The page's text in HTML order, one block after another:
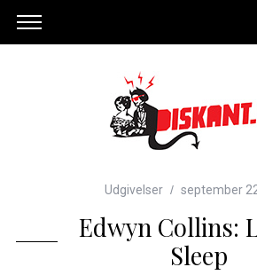
Udgivelser september
Edwyn Collins:
Sleep